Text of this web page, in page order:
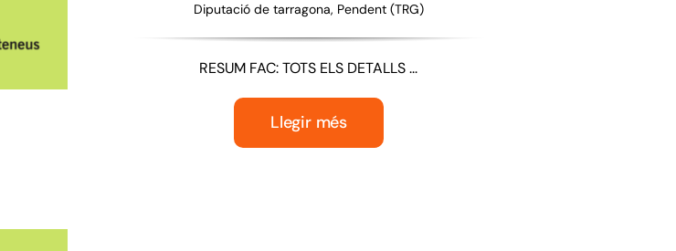
Diputació de tarragona, Pendent (TRG)
RESUM FAC: TOTS ELS DETALLS ...
Llegir més